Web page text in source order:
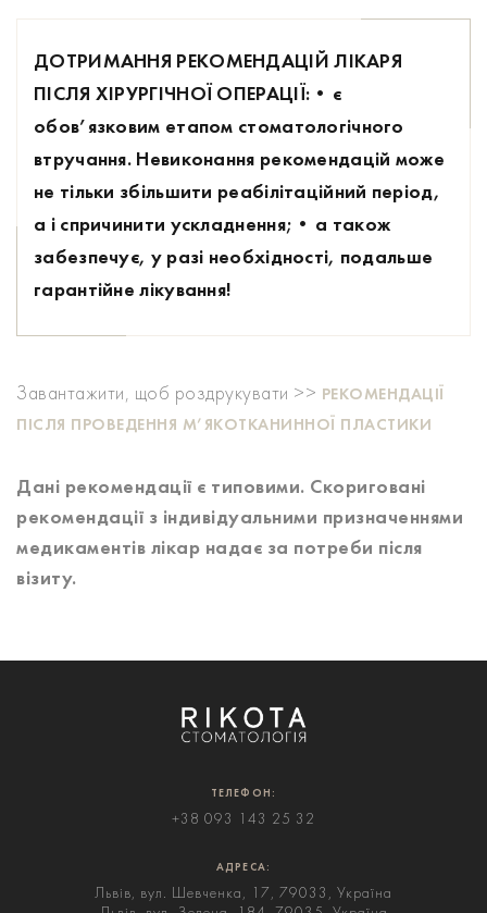
ДОТРИМАННЯ РЕКОМЕНДАЦІЙ ЛІКАРЯ
ПІСЛЯ ХІРУРГІЧНОЇ ОПЕРАЦІЇ: • є
обов’язковим етапом стоматологічного
втручання. Невиконання рекомендацій може
не тільки збільшити реабілітаційний період,
а і спричинити ускладнення; • а також
забезпечує, у разі необхідності, подальше
гарантійне лікування!
Завантажити, щоб роздрукувати >>
РЕКОМЕНДАЦІЇ
ПІСЛЯ ПРОВЕДЕННЯ М’ЯКОТКАНИННОЇ ПЛАСТИКИ
Дані рекомендації є типовими. Скориговані
рекомендації з індивідуальними призначеннями
медикаментів лікар надає за потреби після
візиту.
ТЕЛЕФОН:
+38 093 143 25 32
АДРЕСА:
Львів, вул. Шевченка, 17, 79033, Україна